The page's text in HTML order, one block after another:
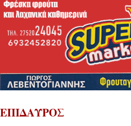
ΕΠΙΔΑΥΡΟΣ